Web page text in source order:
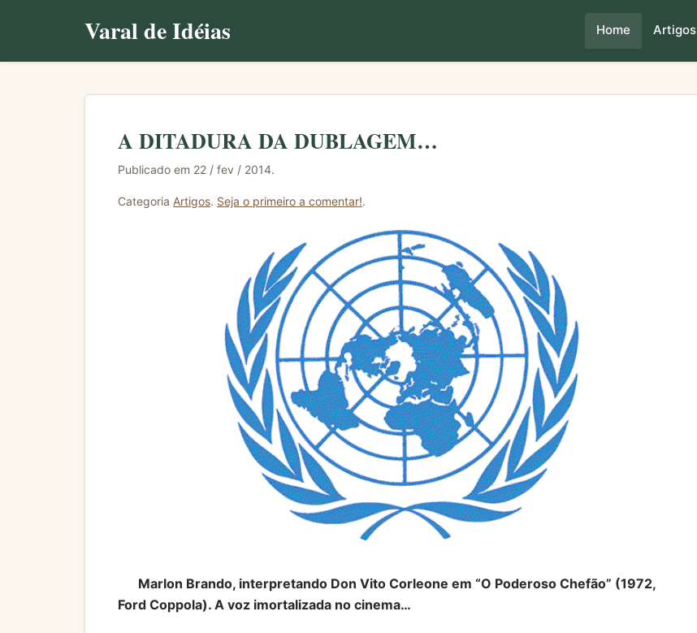
Varal de Idéias Home Artigos
A DITADURA DA DUBLAGEM…
Publicado em 22 / fev / 2014.
Categoria Artigos. Seja o primeiro a comentar!.
Marlon Brando, interpretando Don Vito Corleone em “O Poderoso Chefão” (1972,
Ford Coppola). A voz imortalizada no cinema…